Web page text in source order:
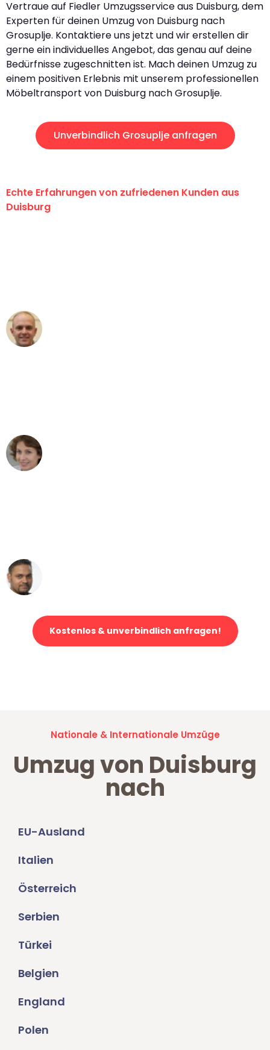
Vertraue auf Fiedler Umzugsservice aus Duisburg, dem
Experten für deinen Umzug von Duisburg nach
Grosuplje. Kontaktiere uns jetzt und wir erstellen dir
gerne ein individuelles Angebot, das genau auf deine
Bedürfnisse zugeschnitten ist. Mach deinen Umzug zu
einem positiven Erlebnis mit unserem professionellen
Möbeltransport von Duisburg nach Grosuplje.
Unverbindlich Grosuplje anfragen
Echte Erfahrungen von zufriedenen Kunden aus
Duisburg
Kostenlos & unverbindlich anfragen!
Nationale & Internationale Umzüge
Umzug von Duisburg
nach
EU-Ausland
Italien
Österreich
Serbien
Türkei
Belgien
England
Polen